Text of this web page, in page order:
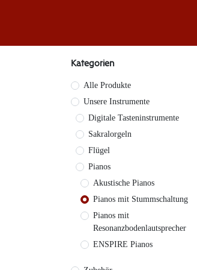
Kategorien
Alle Produkte
Unsere Instrumente
Digitale Tasteninstrumente
Sakralorgeln
Flügel
Pianos
Akustische Pianos
Pianos mit Stummschaltung
Pianos mit
Resonanzbodenlautsprecher
ENSPIRE Pianos